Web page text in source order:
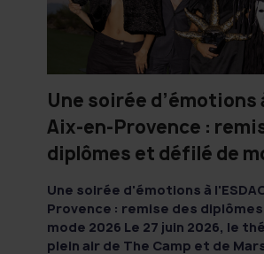
Une soirée d’émotions
Aix-en-Provence :
diplômes et défilé de
Une soirée d'émotions à
Provence : remise des
mode 2026 Le 27 juin 2026, le
plein air de The Camp et de